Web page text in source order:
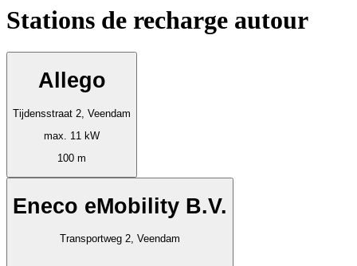
Stations de recharge autour
Allego
Tijdensstraat 2, Veendam
max. 11 kW
100 m
Eneco eMobility B.V.
Transportweg 2, Veendam